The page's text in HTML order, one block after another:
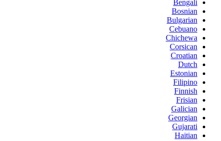
Bengali
Bosnian
Bulgarian
Cebuano
Chichewa
Corsican
Croatian
Dutch
Estonian
Filipino
Finnish
Frisian
Galician
Georgian
Gujarati
Haitian